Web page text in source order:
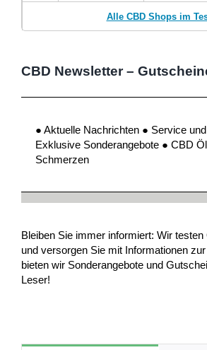
Alle CBD Shops im
CBD Newsletter –
● Aktuelle Nachrichten ● Service
Exklusive Sonderangebote ● CBD
Schmerzen
Bleiben Sie immer informiert: Wir
und versorgen Sie mit Informationen
bieten wir Sonderangebote und
Leser!